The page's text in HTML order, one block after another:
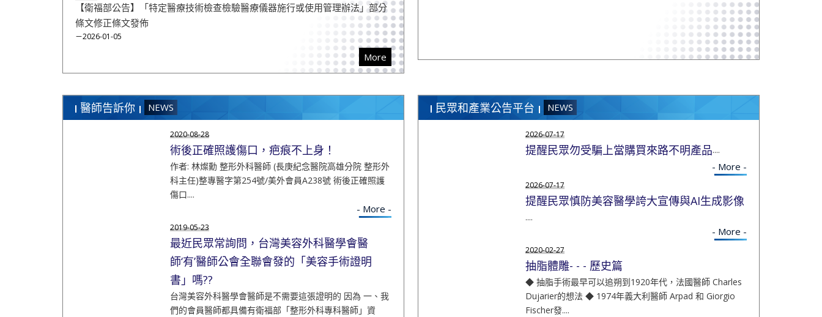
【衛福部公告】「特定醫療技術檢查檢驗醫療儀器施行或使用管理辦法」部分
條文修正條文發佈
－2026-01-05
More
醫師告訴你 NEWS
2020-08-28
術後正確照護傷口，疤痕不上身！
作者: 林燦勳 整形外科醫師 (長庚紀念醫院高雄分院 整形外
科主任)整專醫字第254號/美外會員A238號 術後正確照護
傷口....
- More -
2019-05-23
最近民眾常詢問，台灣美容外科醫學會醫
師‘有’醫師公會全聯會發的「美容手術證明
書」嗎??
台灣美容外科醫學會醫師是不需要這張證明的 因為 一、我
們的會員醫師都具備有衛福部「整形外科專科醫師」資
民眾和產業公告平台 NEWS
2026-07-17
提醒民眾勿受騙上當購買來路不明產品....
- More -
2026-07-17
提醒民眾慎防美容醫學誇大宣傳與AI生成影像
....
- More -
2020-02-27
抽脂體雕- - - 歷史篇
◆ 抽脂手術最早可以追朔到1920年代，法國醫師 Charles
Dujarier的想法 ◆ 1974年義大利醫師 Arpad 和 Giorgio
Fischer發....